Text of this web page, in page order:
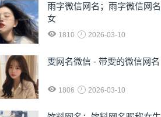
雨字微信网名；雨字微信网名
女
1810 2026-03-10
雯网名微信 - 带雯的微信网名
1806 2026-03-10